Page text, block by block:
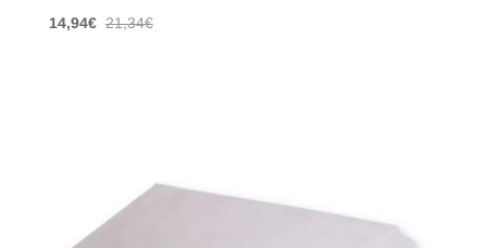
14,94€ 21,34€